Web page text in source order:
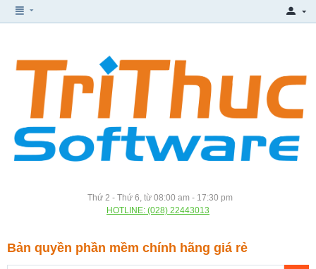
Thứ 2 - Thứ 6, từ 08:00 am - 17:30 pm
HOTLINE: (028) 22443013
Bản quyền phần mềm chính hãng giá rẻ